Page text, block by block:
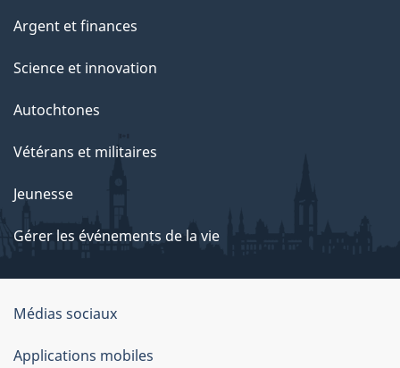
Argent et finances
Science et innovation
Autochtones
Vétérans et militaires
Jeunesse
Gérer les événements de la vie
Organisation
du
Médias sociaux
Applications mobiles